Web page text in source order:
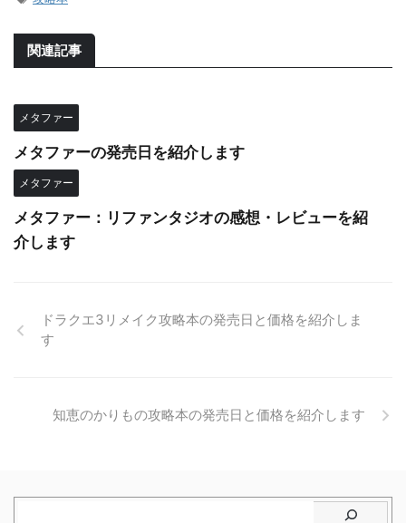
関連記事
メタファー
メタファーの発売日を紹介します
メタファー
メタファー：リファンタジオの感想・レビューを紹
介します
ドラクエ3リメイク攻略本の発売日と価格を紹介しま
す
知恵のかりもの攻略本の発売日と価格を紹介します